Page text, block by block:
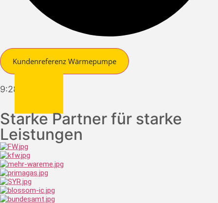
Kundenreferenz Wärmepumpe
9:28
Starke Partner für starke
Leistungen